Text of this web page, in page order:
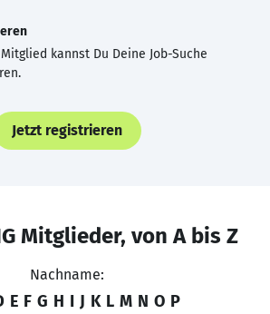
kannst Du Deine Job-Suche
Jetzt registrieren
Mitglieder, von A bis Z
Nachname:
E F G H I J K L M N O P